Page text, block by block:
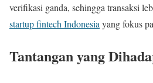
verifikasi ganda, sehingga transaksi
startup fintech Indonesia yang fokus
Tantangan yang